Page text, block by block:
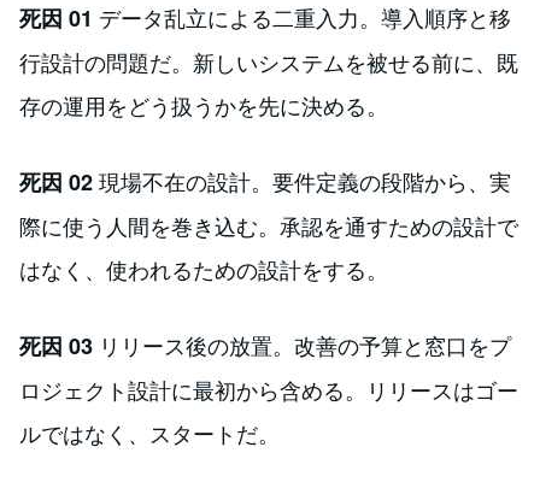
死因 01 データ乱立による二重入力。導入順序と移
行設計の問題だ。新しいシステムを被せる前に、既
存の運用をどう扱うかを先に決める。
死因 02現場不在の設計。要件定義の段階から、実
際に使う人間を巻き込む。承認を通すための設計で
はなく、使われるための設計をする。
死因 03 リリース後の放置。改善の予算と窓口をプ
ロジェクト設計に最初から含める。リリースはゴー
ルではなく、スタートだ。